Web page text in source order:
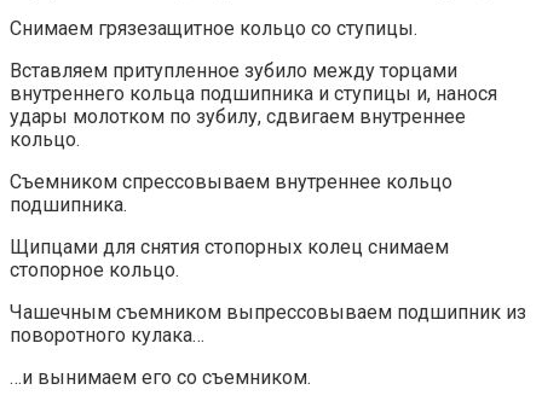
Снимаем грязезащитное кольцо со ступицы.
Вставляем притупленное зубило между торцами
внутреннего кольца подшипника и ступицы и, нанося
удары молотком по зубилу, сдвигаем внутреннее
кольцо.
Съемником спрессовываем внутреннее кольцо
подшипника.
Щипцами для снятия стопорных колец снимаем
стопорное кольцо.
Чашечным съемником выпрессовываем подшипник из
поворотного кулака…
…и вынимаем его со съемником.